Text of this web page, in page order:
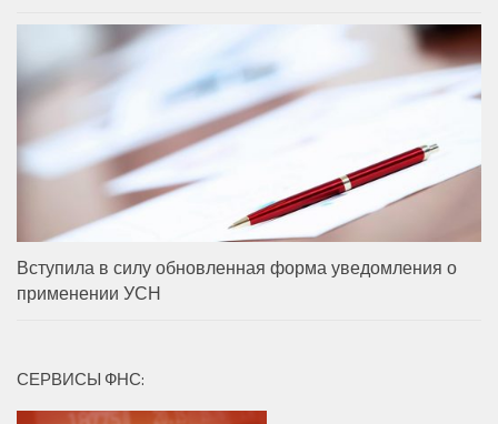
Вступила в силу обновленная форма уведомления о
применении УСН
СЕРВИСЫ ФНС: